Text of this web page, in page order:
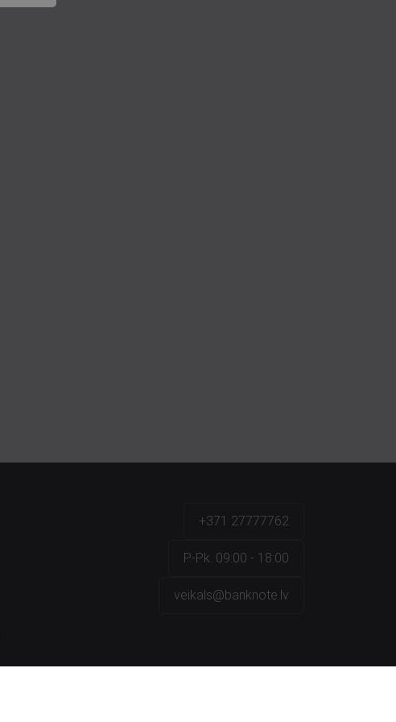
+371 27777762
P.-Pk. 09:00 - 18:00
veikals@banknote.lv